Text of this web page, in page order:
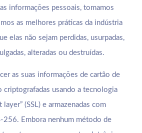
informações pessoais, tomamos
as melhores práticas da indústria
elas não sejam perdidas, usurpadas,
alteradas ou destruídas.
as suas informações de cartão de
criptografadas usando a tecnologia
layer” (SSL) e armazenadas com
256. Embora nenhum método de